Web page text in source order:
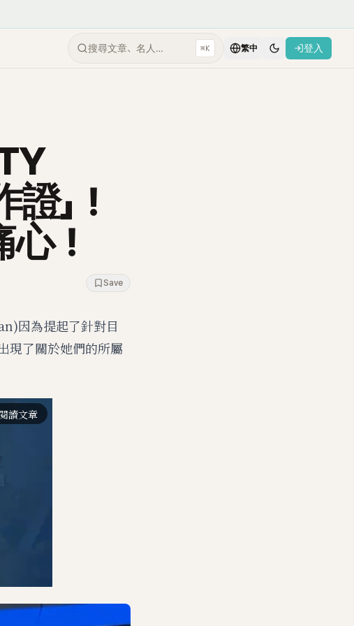
搜尋文章、名人… ⌘K 繁中 登入
」！
！
Save
因為提起了針對目
現了關於她們的所屬
閱讀文章